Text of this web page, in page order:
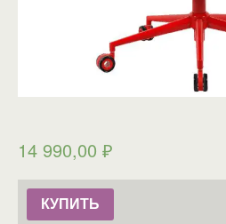
14 990,00 ₽
КУПИТЬ